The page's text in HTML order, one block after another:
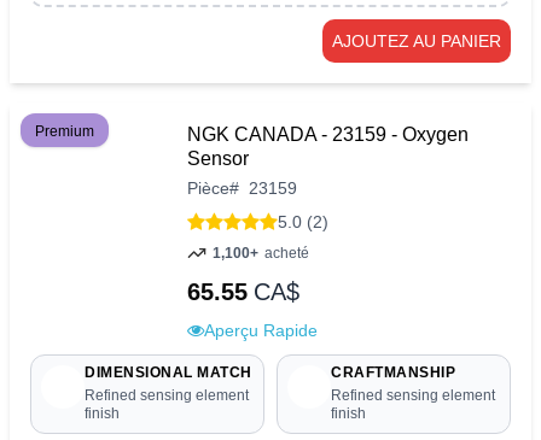
AJOUTEZ AU PANIER
Premium
NGK CANADA - 23159 - Oxygen
Sensor
Pièce# 23159
5.0 (2)
1,100+ acheté
65.55 CA$
Aperçu Rapide
DIMENSIONAL MATCH
Refined sensing element
finish
CRAFTMANSHIP
Refined sensing element
finish